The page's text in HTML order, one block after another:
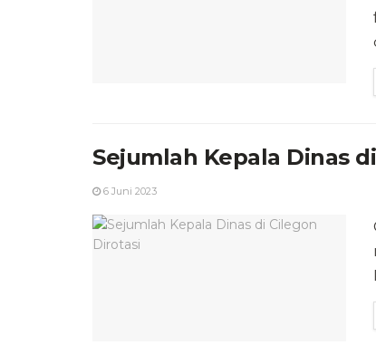
Sejumlah Kepala Dinas
6 Juni 2023